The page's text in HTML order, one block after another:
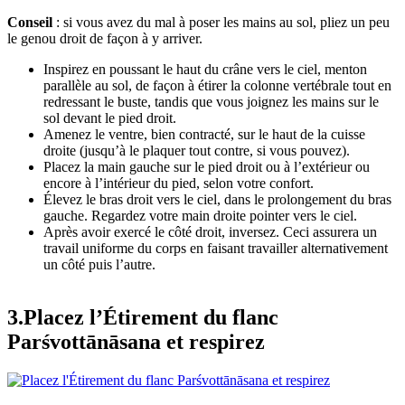
Conseil : si vous avez du mal à poser les mains au sol, pliez un peu
le genou droit de façon à y arriver.
Inspirez en poussant le haut du crâne vers le ciel, menton
parallèle au sol, de façon à étirer la colonne vertébrale tout en
redressant le buste, tandis que vous joignez les mains sur le
sol devant le pied droit.
Amenez le ventre, bien contracté, sur le haut de la cuisse
droite (jusqu’à le plaquer tout contre, si vous pouvez).
Placez la main gauche sur le pied droit ou à l’extérieur ou
encore à l’intérieur du pied, selon votre confort.
Élevez le bras droit vers le ciel, dans le prolongement du bras
gauche. Regardez votre main droite pointer vers le ciel.
Après avoir exercé le côté droit, inversez. Ceci assurera un
travail uniforme du corps en faisant travailler alternativement
un côté puis l’autre.
3.Placez l’Étirement du flanc
Parśvottānāsana et respirez